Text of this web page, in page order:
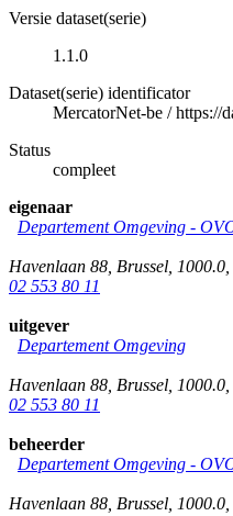
Versie dataset(serie)
1.1.0
Dataset(serie) identificator
MercatorNet-be /https://
Status
compleet
eigenaar
Departement Omgeving -
Havenlaan 88 Brussel 1000.0
02 553 80 11
uitgever
Departement Omgeving
Havenlaan 88 Brussel 1000.0
02 553 80 11
beheerder
Departement Omgeving -
Havenlaan 88 Brussel 1000.0